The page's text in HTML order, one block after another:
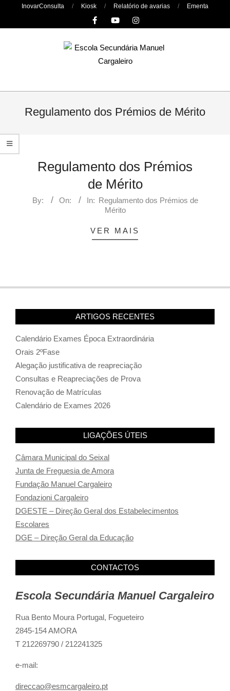
InovarConsulta Kiosk Relatório de avarias Ementa
Primary
Regulamento dos Prémios de Mérito
Regulamento dos Prémios
de Mérito
By: On: In: Regulamento dos Prémios de
Mérito
VER MAIS
ARTIGOS RECENTES
Calendário Exames Época Extraordinária
Orais 2ºFase
Alegação justificativa de reapreciação
Consultas e Reapreciações de Prova
Renovação de Matrículas
Calendário de Exames 2026
LIGAÇÕES ÚTEIS
Câmara Municipal do Seixal
Junta de Freguesia de Amora
Fundação Manuel Cargaleiro
Fondazioni Cargaleiro
DGESTE – Direção Geral dos Estabelecimentos
Escolares
DGE – Direção Geral da Educação
CONTACTOS
Escola Secundária Manuel Cargaleiro
Rua Bento Moura Portugal, Fogueteiro
2845-154 AMORA
T 212269790 / 212241325
e-mail:
direccao@esmcargaleiro.pt